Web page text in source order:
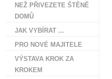
NEŽ PŘIVEZETE ŠTĚNĚ
DOMŮ
JAK VYBÍRAT ...
PRO NOVÉ MAJITELE
VÝSTAVA KROK ZA
KROKEM